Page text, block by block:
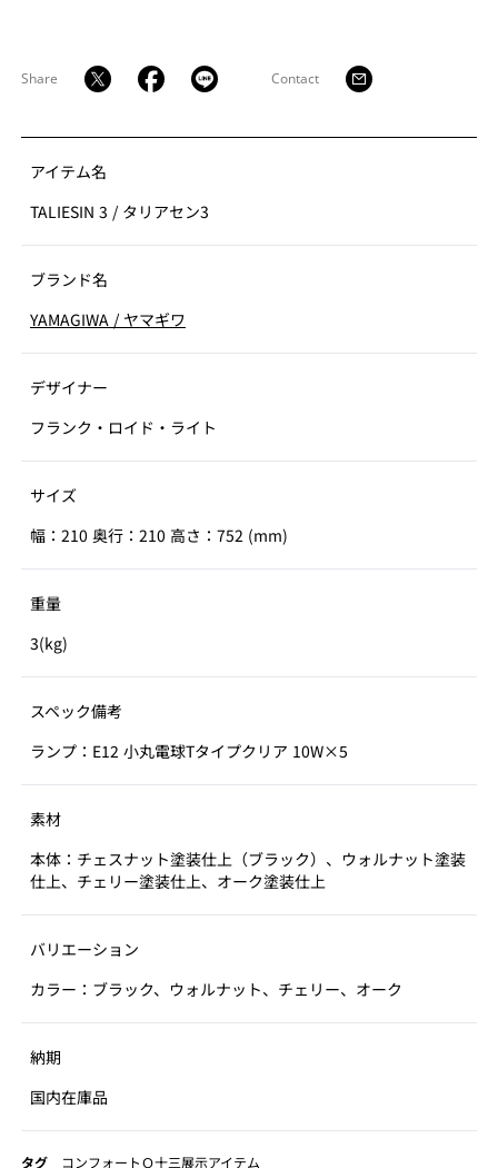
が得られます。遮光板は、ブロックの上下どちら方向に
も設置が可能です。下側に設置した場合、アッパーライ
Share Contact
アイテム名
TALIESIN 3 / タリアセン3
ブランド名
YAMAGIWA / ヤマギワ
デザイナー
フランク・ロイド・ライト
サイズ
幅：210 奥行：210 高さ：752 (mm)
重量
3(kg)
スペック備考
ランプ：E12 小丸電球Tタイプクリア 10W×5
素材
本体：チェスナット塗装仕上（ブラック）、ウォルナット塗装
仕上、チェリー塗装仕上、オーク塗装仕上
バリエーション
カラー：ブラック、ウォルナット、チェリー、オーク
納期
国内在庫品
タグ コンフォートＱ十三展示アイテム